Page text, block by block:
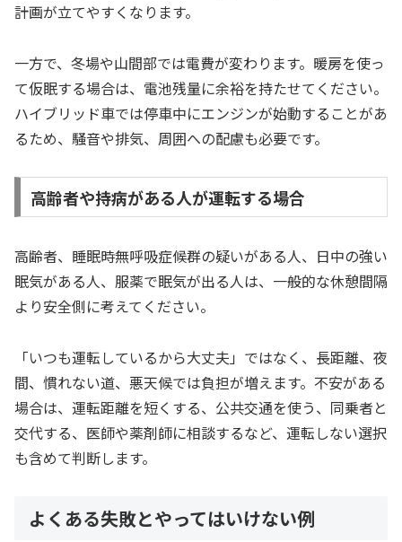
計画が立てやすくなります。
一方で、冬場や山間部では電費が変わります。暖房を使っ
て仮眠する場合は、電池残量に余裕を持たせてください。
ハイブリッド車では停車中にエンジンが始動することがあ
るため、騒音や排気、周囲への配慮も必要です。
高齢者や持病がある人が運転する場合
高齢者、睡眠時無呼吸症候群の疑いがある人、日中の強い
眠気がある人、服薬で眠気が出る人は、一般的な休憩間隔
より安全側に考えてください。
「いつも運転しているから大丈夫」ではなく、長距離、夜
間、慣れない道、悪天候では負担が増えます。不安がある
場合は、運転距離を短くする、公共交通を使う、同乗者と
交代する、医師や薬剤師に相談するなど、運転しない選択
も含めて判断します。
よくある失敗とやってはいけない例